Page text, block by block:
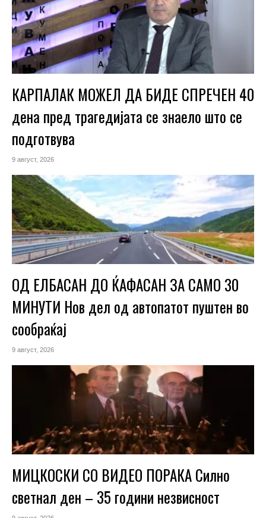
КАРПАЛАК МОЖЕЛ ДА БИДЕ СПРЕЧЕН 40
дена пред трагедијата се знаело што се
подготвува
9 август, 2026
ОД ЕЛБАСАН ДО ЌАФАСАН ЗА САМО 30
МИНУТИ Нов дел од автопатот пуштен во
сообраќај
9 август, 2026
МИЦКОСКИ СО ВИДЕО ПОРАКА Силно
светнал ден – 35 години незвисност